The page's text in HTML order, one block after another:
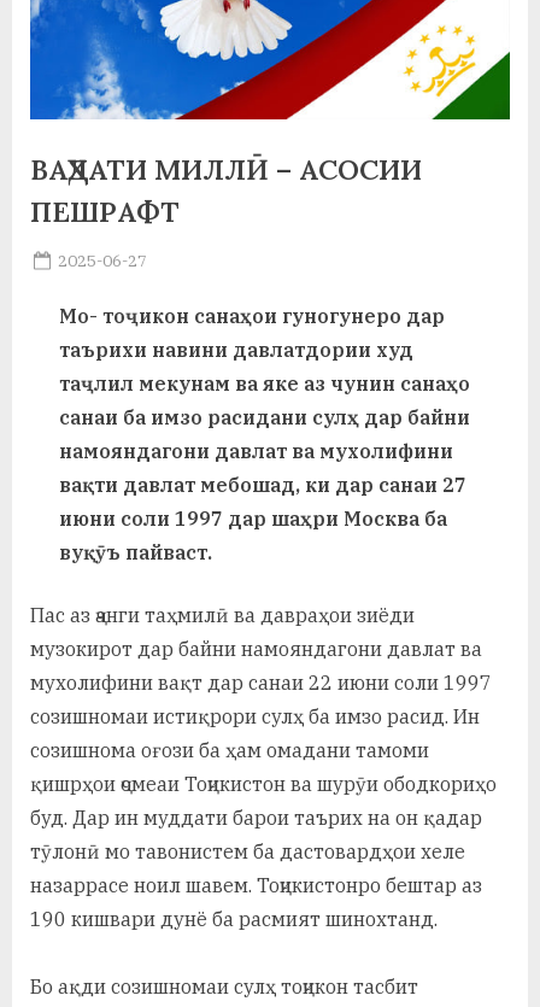
а
н
о
и
р
и
Х
р
а
в
ВАҲДАТИ МИЛЛӢ – АСОСИИ
ПЕШРАФТ
Posted
2025-06-27
Мо- тоҷикон санаҳои гуногунеро дар
таърихи навини давлатдории худ
таҷлил мекунам ва яке аз чунин санаҳо
санаи ба имзо расидани сулҳ дар байни
намояндагони давлат ва мухолифини
вақти давлат мебошад, ки дар санаи 27
июни соли 1997 дар шаҳри Москва ба
вуқӯъ пайваст.
Пас аз ҷанги таҳмилӣ ва давраҳои зиёди
музокирот дар байни намояндагони давлат ва
мухолифини вақт дар санаи 22 июни соли 1997
созишномаи истиқрори сулҳ ба имзо расид. Ин
созишнома оғози ба ҳам омадани тамоми
қишрҳои ҷомеаи Тоҷикистон ва шурӯи ободкориҳо
буд. Дар ин муддати барои таърих на он қадар
тӯлонӣ мо тавонистем ба дастовардҳои хеле
назаррасе ноил шавем. Тоҷикистонро бештар аз
190 кишвари дунё ба расмият шинохтанд.
Бо ақди созишномаи сулҳ тоҷикон тасбит